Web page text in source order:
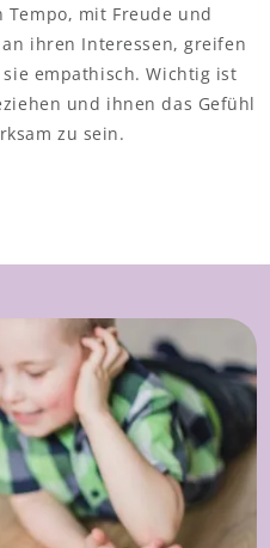
mit Freude und
ihren Interessen, greifen
empathisch. Wichtig ist
und ihnen das Gefühl
zu sein.